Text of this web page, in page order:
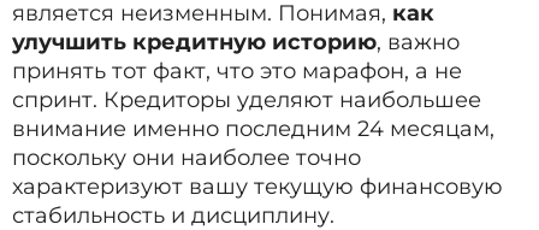
является неизменным. Понимая, как
улучшить кредитную историю, важно
принять тот факт, что это марафон, а не
спринт. Кредиторы уделяют наибольшее
внимание именно последним 24 месяцам,
поскольку они наиболее точно
характеризуют вашу текущую финансовую
стабильность и дисциплину.